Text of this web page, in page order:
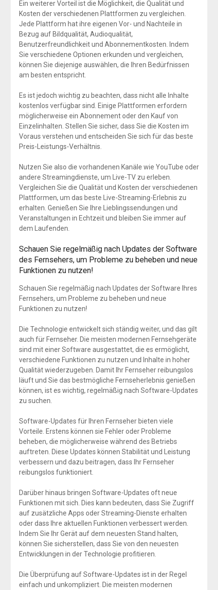
Ein weiterer Vorteil ist die Möglichkeit, die Qualität und
Kosten der verschiedenen Plattformen zu vergleichen.
Jede Plattform hat ihre eigenen Vor- und Nachteile in
Bezug auf Bildqualität, Audioqualität,
Benutzerfreundlichkeit und Abonnementkosten. Indem
Sie verschiedene Optionen erkunden und vergleichen,
können Sie diejenige auswählen, die Ihren Bedürfnissen
am besten entspricht.
Es ist jedoch wichtig zu beachten, dass nicht alle Inhalte
kostenlos verfügbar sind. Einige Plattformen erfordern
möglicherweise ein Abonnement oder den Kauf von
Einzelinhalten. Stellen Sie sicher, dass Sie die Kosten im
Voraus verstehen und entscheiden Sie sich für das beste
Preis-Leistungs-Verhältnis.
Nutzen Sie also die vorhandenen Kanäle wie YouTube oder
andere Streamingdienste, um Live-TV zu erleben.
Vergleichen Sie die Qualität und Kosten der verschiedenen
Plattformen, um das beste Live-Streaming-Erlebnis zu
erhalten. Genießen Sie Ihre Lieblingssendungen und
Veranstaltungen in Echtzeit und bleiben Sie immer auf
dem Laufenden.
Schauen Sie regelmäßig nach Updates der Software
des Fernsehers, um Probleme zu beheben und neue
Funktionen zu nutzen!
Schauen Sie regelmäßig nach Updates der Software Ihres
Fernsehers, um Probleme zu beheben und neue
Funktionen zu nutzen!
Die Technologie entwickelt sich ständig weiter, und das gilt
auch für Fernseher. Die meisten modernen Fernsehgeräte
sind mit einer Software ausgestattet, die es ermöglicht,
verschiedene Funktionen zu nutzen und Inhalte in hoher
Qualität wiederzugeben. Damit Ihr Fernseher reibungslos
läuft und Sie das bestmögliche Fernseherlebnis genießen
können, ist es wichtig, regelmäßig nach Software-Updates
zu suchen.
Software-Updates für Ihren Fernseher bieten viele
Vorteile. Erstens können sie Fehler oder Probleme
beheben, die möglicherweise während des Betriebs
auftreten. Diese Updates können Stabilität und Leistung
verbessern und dazu beitragen, dass Ihr Fernseher
reibungslos funktioniert.
Darüber hinaus bringen Software-Updates oft neue
Funktionen mit sich. Dies kann bedeuten, dass Sie Zugriff
auf zusätzliche Apps oder Streaming-Dienste erhalten
oder dass Ihre aktuellen Funktionen verbessert werden.
Indem Sie Ihr Gerät auf dem neuesten Stand halten,
können Sie sicherstellen, dass Sie von den neuesten
Entwicklungen in der Technologie profitieren.
Die Überprüfung auf Software-Updates ist in der Regel
einfach und unkompliziert. Die meisten modernen